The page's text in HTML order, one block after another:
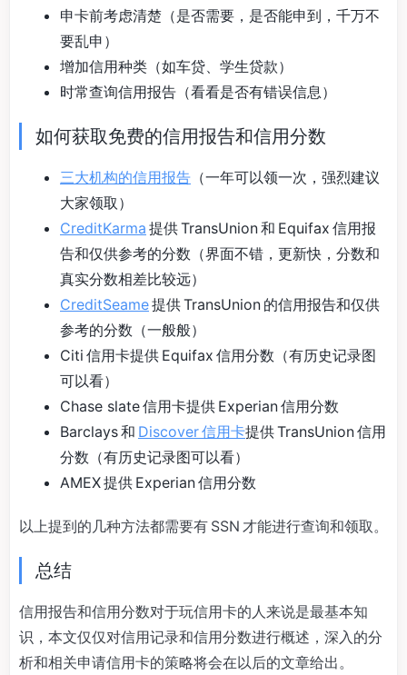
申卡前考虑清楚（是否需要，是否能申到，千万不
要乱申）
增加信用种类（如车贷、学生贷款）
时常查询信用报告（看看是否有错误信息）
如何获取免费的信用报告和信用分数
三大机构的信用报告 （一年可以领一次，强烈建议
大家领取）
CreditKarma 提供 TransUnion 和 Equifax 信用报
告和仅供参考的分数（界面不错，更新快，分数和
真实分数相差比较远）
CreditSeame提供 TransUnion 的信用报告和仅供
参考的分数（一般般）
Citi 信用卡提供 Equifax 信用分数（有历史记录图
可以看）
Chase slate 信用卡提供 Experian 信用分数
Barclays 和 Discover 信用卡提供 TransUnion 信用
分数（有历史记录图可以看）
AMEX 提供 Experian 信用分数
以上提到的几种方法都需要有 SSN 才能进行查询和领取。
总结
信用报告和信用分数对于玩信用卡的人来说是最基本知
识，本文仅仅对信用记录和信用分数进行概述，深入的分
析和相关申请信用卡的策略将会在以后的文章给出。